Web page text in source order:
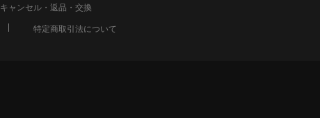
キャンセル・返品・交換
特定商取引法について